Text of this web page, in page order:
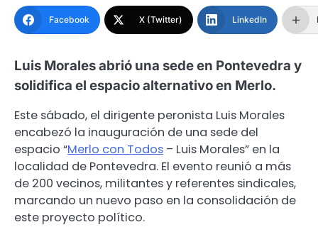
Facebook X (Twitter) LinkedIn
Luis Morales abrió una sede en Pontevedra y
solidifica el espacio alternativo en Merlo.
Este sábado, el dirigente peronista Luis Morales
encabezó la inauguración de una sede del
espacio “Merlo con Todos – Luis Morales” en la
localidad de Pontevedra. El evento reunió a más
de 200 vecinos, militantes y referentes sindicales,
marcando un nuevo paso en la consolidación de
este proyecto político.